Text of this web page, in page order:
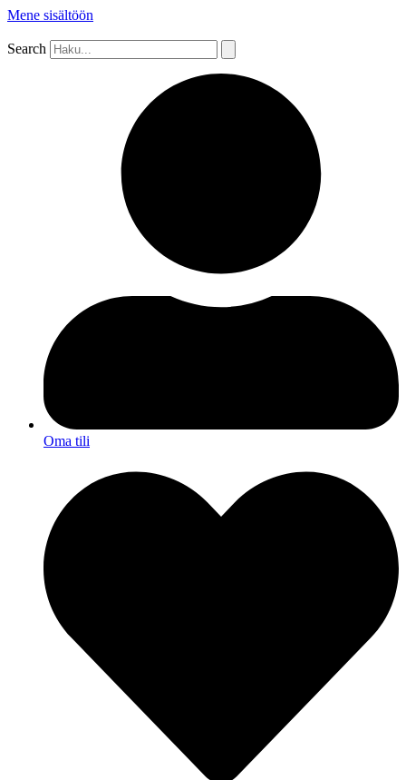
Mene sisältöön
Search
Oma tili